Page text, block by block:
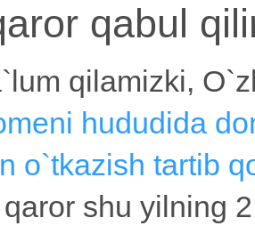
qabul
qilamizki,
hududida
o`tkazish tartib
shu yilning